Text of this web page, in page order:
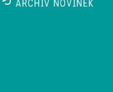
ARCHIV NOVINEK